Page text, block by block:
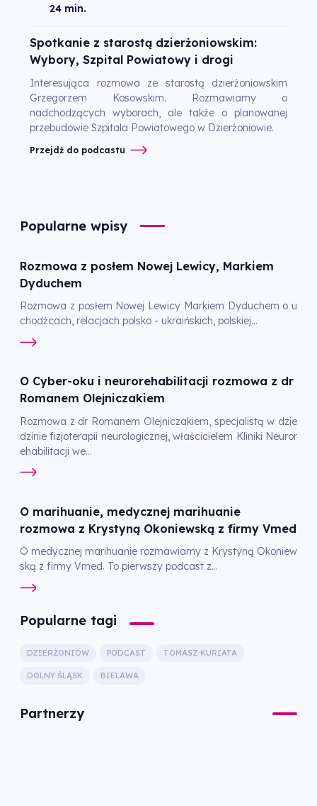
24 min.
Spotkanie z starostą dzierżoniowskim:
Wybory, Szpital Powiatowy i drogi
Interesująca rozmowa ze starostą dzierżoniowskim
Grzegorzem Kosowskim. Rozmawiamy o
nadchodzących wyborach, ale także o planowanej
przebudowie Szpitala Powiatowego w Dzierżoniowie.
Przejdź do podcastu
Popularne wpisy
Rozmowa z posłem Nowej Lewicy, Markiem
Dyduchem
Rozmowa z posłem Nowej Lewicy Markiem Dyduchem o u
chodźcach, relacjach polsko - ukraińskich, polskiej...
O Cyber-oku i neurorehabilitacji rozmowa z dr
Romanem Olejniczakiem
Rozmowa z dr Romanem Olejniczakiem, specjalistą w dzie
dzinie fizjoterapii neurologicznej, właścicielem Kliniki Neuror
ehabilitacji we...
O marihuanie, medycznej marihuanie
rozmowa z Krystyną Okoniewską z firmy Vmed
O medycznej marihuanie rozmawiamy z Krystyną Okoniew
ską z firmy Vmed. To pierwszy podcast z...
Popularne tagi
DZIERŻONIÓW PODCAST TOMASZ KURIATA
DOLNY ŚLĄSK BIELAWA
Partnerzy